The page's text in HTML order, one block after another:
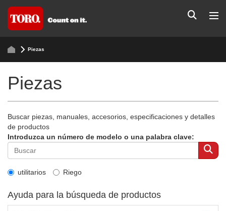
Piezas
Piezas
Buscar piezas, manuales, accesorios, especificaciones y detalles
de productos
Introduzca un número de modelo o una palabra clave:
utilitarios Riego
Ayuda para la búsqueda de productos